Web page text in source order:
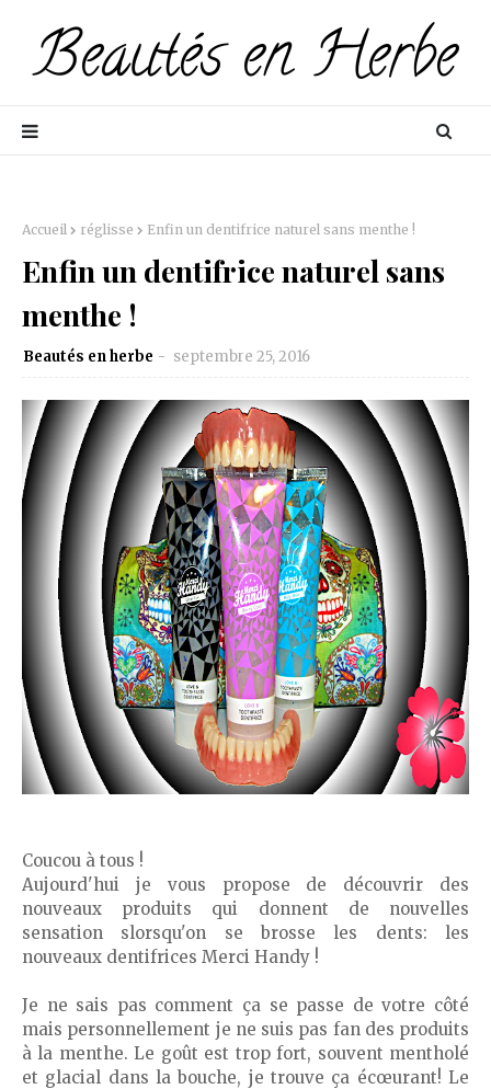
Accueil réglisse Enfin un dentifrice naturel sans menthe !
Enfin un dentifrice naturel sans
menthe !
Beautés en herbe septembre 25, 2016
Coucou à tous !
Aujourd'hui je vous propose de découvrir des
nouveaux produits qui donnent de nouvelles
sensation slorsqu'on se brosse les dents: les
nouveaux dentifrices Merci Handy !
Je ne sais pas comment ça se passe de votre côté
mais personnellement je ne suis pas fan des produits
à la menthe. Le goût est trop fort, souvent mentholé
et glacial dans la bouche, je trouve ça écœurant! Le